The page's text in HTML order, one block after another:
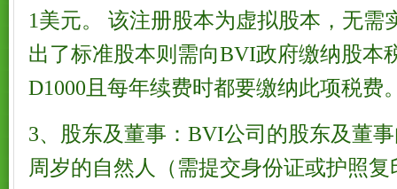
1美元。 该注册股本为虚拟股本，无需
出了标准股本则需向BVI政府缴纳股本
D1000且每年续费时都要缴纳此项税费
3、股东及董事：BVI公司的股东及董
周岁的自然人（需提交身份证或护照